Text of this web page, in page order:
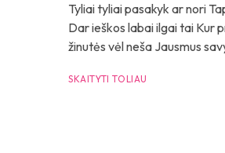
Tyliai tyliai pasakyk ar nori
Dar ieškos labai ilgai tai Kur
žinutės vėl neša Jausmus
SKAITYTI TOLIAU